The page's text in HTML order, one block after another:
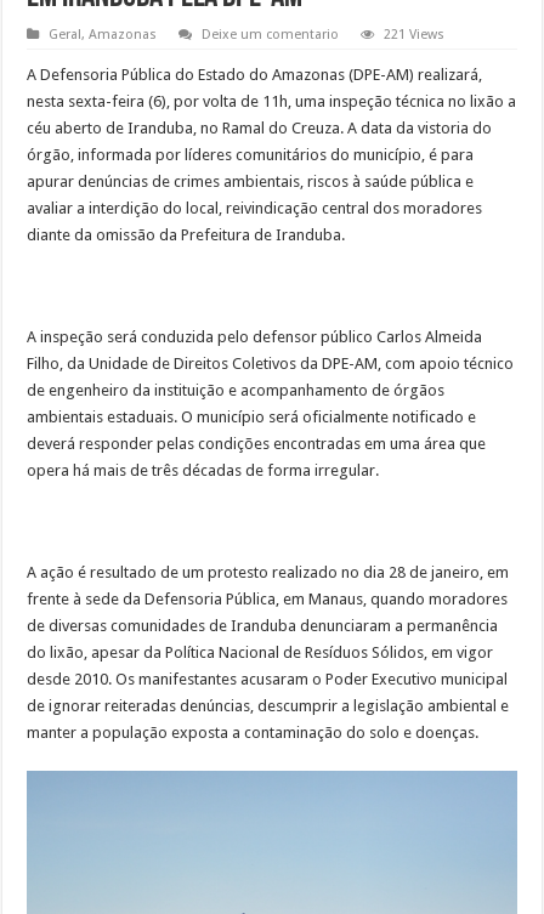
Geral,Amazonas Deixe um comentario 221 Views
A Defensoria Pública do Estado do Amazonas (DPE-AM) realizará,
nesta sexta-feira (6), por volta de 11h, uma inspeção técnica no lixão a
céu aberto de Iranduba, no Ramal do Creuza. A data da vistoria do
órgão, informada por líderes comunitários do município, é para
apurar denúncias de crimes ambientais, riscos à saúde pública e
avaliar a interdição do local, reivindicação central dos moradores
diante da omissão da Prefeitura de Iranduba.
A inspeção será conduzida pelo defensor público Carlos Almeida
Filho, da Unidade de Direitos Coletivos da DPE-AM, com apoio técnico
de engenheiro da instituição e acompanhamento de órgãos
ambientais estaduais. O município será oficialmente notificado e
deverá responder pelas condições encontradas em uma área que
opera há mais de três décadas de forma irregular.
A ação é resultado de um protesto realizado no dia 28 de janeiro, em
frente à sede da Defensoria Pública, em Manaus, quando moradores
de diversas comunidades de Iranduba denunciaram a permanência
do lixão, apesar da Política Nacional de Resíduos Sólidos, em vigor
desde 2010. Os manifestantes acusaram o Poder Executivo municipal
de ignorar reiteradas denúncias, descumprir a legislação ambiental e
manter a população exposta a contaminação do solo e doenças.